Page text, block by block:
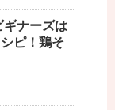
ギナーズは
ピ！鶏そ